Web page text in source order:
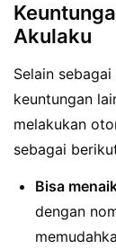
Akulaku
Selain
keuntungan
melakukan
sebagai
Bisa
dengan